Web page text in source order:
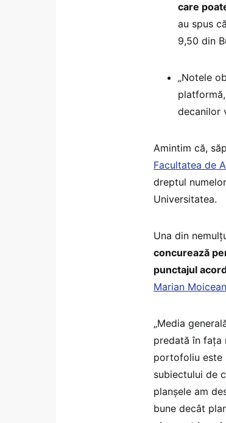
care
au spus
9,50 din
„Notele
decanilor
Amintim că,
Facultatea de
dreptul
Universitatea.
Una din
concurează
punctajul
Marian
„Media
predată în fața
portofoliu este
subiectului de
planșele am
bune decât